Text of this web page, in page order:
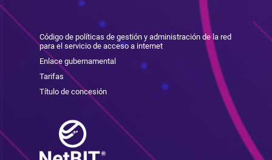
Código de políticas de gestión y administración de la red
para el servicio de acceso a internet
Enlace gubernamental
Tarifas
Título de concesión